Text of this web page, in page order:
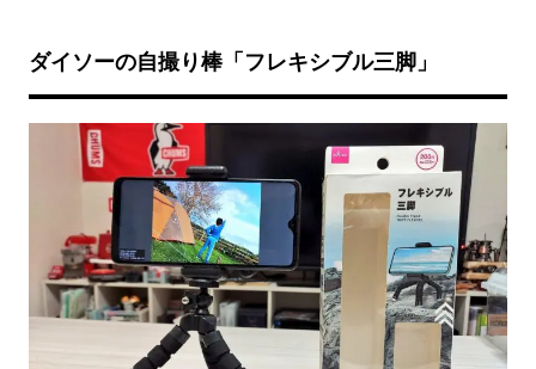
ダイソーの自撮り棒「フレキシブル三脚」